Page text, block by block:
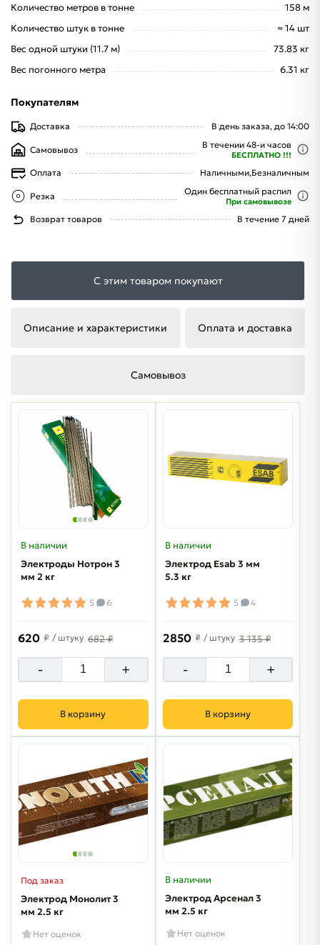
Количество метров в тонне
158 м
Количество штук в тонне
≈ 14 шт
Вес одной штуки (11.7 м)
73.83 кг
Вес погонного метра
6.31 кг
Покупателям
Доставка В день заказа, до 14:00
Самовывоз В течении 48-и часов
БЕСПЛАТНО !!!
Оплата Наличными,Безналичным
Резка Один бесплатный распил
При самовывозе
Возврат товаров В течение 7 дней
С этим товаром покупают
Описание и характеристики Оплата и доставка
Самовывоз
В наличии
Электроды Нотрон 3
мм 2 кг
5 6
620 ₽ / штуку 682 ₽
- +
В корзину
В наличии
Электрод Esab 3 мм
5.3 кг
5 4
2850 ₽ / штуку 3 135 ₽
- +
В корзину
Под заказ
Электрод Монолит 3
мм 2.5 кг
Нет оценок
В наличии
Электрод Арсенал 3
мм 2.5 кг
Нет оценок